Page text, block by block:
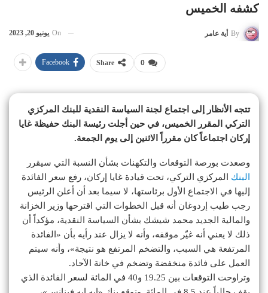
كشفه الخميس
By أية عامر On يونيو 20, 2023
0
Share
Facebook
تتجه الأنظار إلى اجتماع لجنة السياسة النقدية للبنك المركزي
التركي المقرر الخميس، في حين أجلت رئيسة البنك حفيظة غايا
إركان اجتماعاً كان مقرراً الاثنين إلى يوم الجمعة.
وصعدت بورصة التوقعات والتكهنات بشأن النسبة التي سيقرر
البنك المركزي التركي، تحت قيادة غايا إركان، رفع سعر الفائدة
إليها في الاجتماع الأول برئاستها، لا سيما بعد أن أعلن الرئيس
رجب طيب إردوغان أنه قبل الخطوات التي اقترحها وزير الخزانة
والمالية الجديد محمد شيشك بشأن السياسة النقدية، مؤكداً أن
ذلك لا يعني أنه غيّر موقفه، وأنه لا يزال عند رأيه بأن «الفائدة
المرتفعة هي السبب، والتضخم المرتفع هو نتيجة»، وأنه سيتم
العمل على فائدة منخفضة وتضخم في خانة الآحاد.
وتراوحت التوقعات بين 19.25 و40 في المائة لسعر الفائدة الذي